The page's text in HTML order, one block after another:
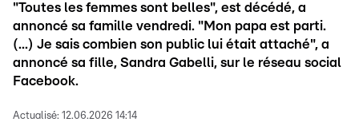
"Toutes les femmes sont belles", est décédé, a
annoncé sa famille vendredi. "Mon papa est parti.
(...) Je sais combien son public lui était attaché", a
annoncé sa fille, Sandra Gabelli, sur le réseau social
Facebook.
Actualisé: 12.06.2026 14:14